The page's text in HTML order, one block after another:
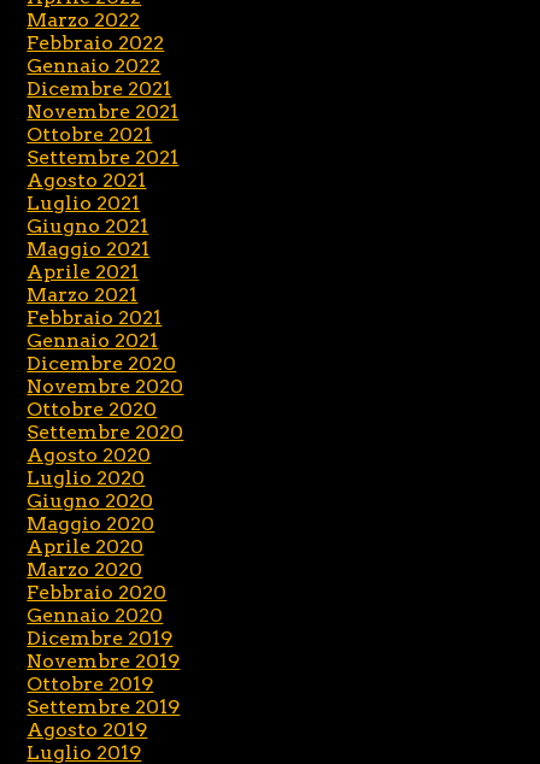
Marzo 2022
Febbraio 2022
Gennaio 2022
Dicembre 2021
Novembre 2021
Ottobre 2021
Settembre 2021
Agosto 2021
Luglio 2021
Giugno 2021
Maggio 2021
Aprile 2021
Marzo 2021
Febbraio 2021
Gennaio 2021
Dicembre 2020
Novembre 2020
Ottobre 2020
Settembre 2020
Agosto 2020
Luglio 2020
Giugno 2020
Maggio 2020
Aprile 2020
Marzo 2020
Febbraio 2020
Gennaio 2020
Dicembre 2019
Novembre 2019
Ottobre 2019
Settembre 2019
Agosto 2019
Luglio 2019